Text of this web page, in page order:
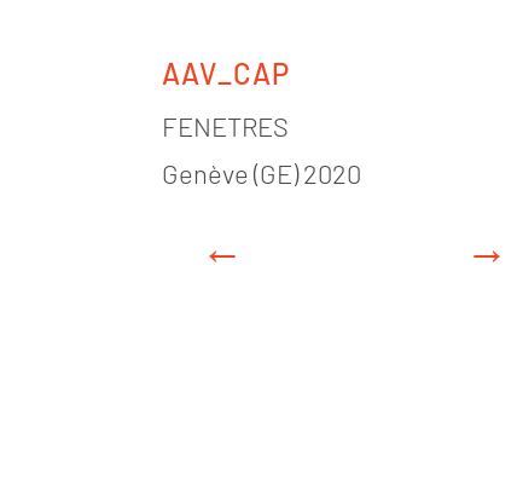
AAV_CAP
FENETRES
Genève (GE) 2020
← →